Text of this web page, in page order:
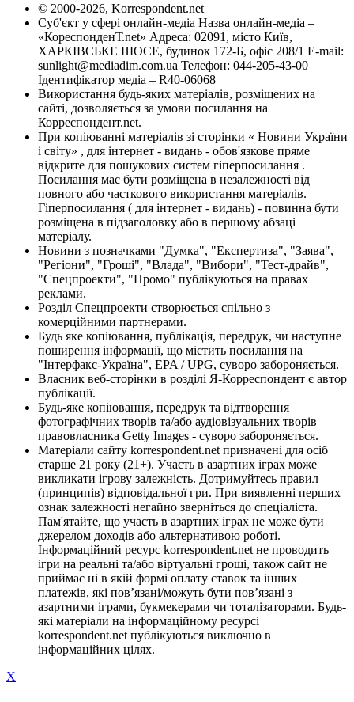
© 2000-2026, Korrespondent.net
Суб'єкт у сфері онлайн-медіа Назва онлайн-медіа –
«КореспонденТ.net» Адреса: 02091, місто Київ,
ХАРКІВСЬКЕ ШОСЕ, будинок 172-Б, офіс 208/1 E-mail:
sunlight@mediadim.com.ua Телефон: 044-205-43-00
Ідентифікатор медіа – R40-06068
Використання будь-яких матеріалів, розміщених на
сайті, дозволяється за умови посилання на
Корреспондент.net.
При копіюванні матеріалів зі сторінки « Новини України
і світу» , для інтернет - видань - обов'язкове пряме
відкрите для пошукових систем гіперпосилання .
Посилання має бути розміщена в незалежності від
повного або часткового використання матеріалів.
Гіперпосилання ( для інтернет - видань) - повинна бути
розміщена в підзаголовку або в першому абзаці
матеріалу.
Новини з позначками "Думка", "Експертиза", "Заява",
"Регіони", "Гроші", "Влада", "Вибори", "Тест-драйв",
"Спецпроекти", "Промо" публікуються на правах
реклами.
Розділ Спецпроекти створюється спільно з
комерційними партнерами.
Будь яке копіювання, публікація, передрук, чи наступне
поширення інформації, що містить посилання на
"Інтерфакс-Україна", EPA / UPG, суворо забороняється.
Власник веб-сторінки в розділі Я-Корреспондент є автор
публікації.
Будь-яке копіювання, передрук та відтворення
фотографічних творів та/або аудіовізуальних творів
правовласника Getty Images - суворо забороняється.
Матеріали сайту korrespondent.net призначені для осіб
старше 21 року (21+). Участь в азартних іграх може
викликати ігрову залежність. Дотримуйтесь правил
(принципів) відповідальної гри. При виявленні перших
ознак залежності негайно зверніться до спеціаліста.
Пам'ятайте, що участь в азартних іграх не може бути
джерелом доходів або альтернативою роботі.
Інформаційний ресурс korrespondent.net не проводить
ігри на реальні та/або віртуальні гроші, також сайт не
приймає ні в якій формі оплату ставок та інших
платежів, які пов’язані/можуть бути пов’язані з
азартними іграми, букмекерами чи тоталізаторами. Будь-
які матеріали на інформаційному ресурсі
korrespondent.net публікуються виключно в
інформаційних цілях.
X